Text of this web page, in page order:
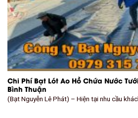
Chi Phí Bạt Lót Ao Hồ Chứa Nước
Bình Thuận
(Bạt Nguyễn Lê Phát) – Hiện tại nhu cầu